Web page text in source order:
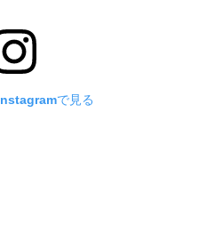
で見る